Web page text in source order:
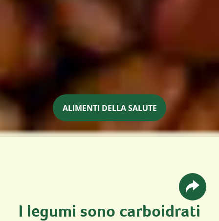
ALIMENTI DELLA SALUTE
I legumi sono carboidrati